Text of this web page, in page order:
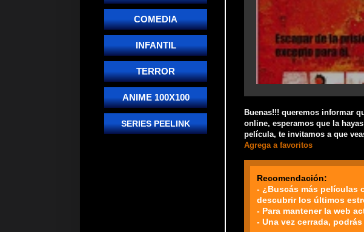
Buenas!!! queremos informar
online, esperamos que la
película, te invitamos a que
Agrega a favoritos
Recomendación:
- ¿Buscás más películas
descubrir los últimos
- Para mantener la web
- Una vez cerrada,
COMEDIA
INFANTIL
TERROR
ANIME 100X100
SERIES PEELINK